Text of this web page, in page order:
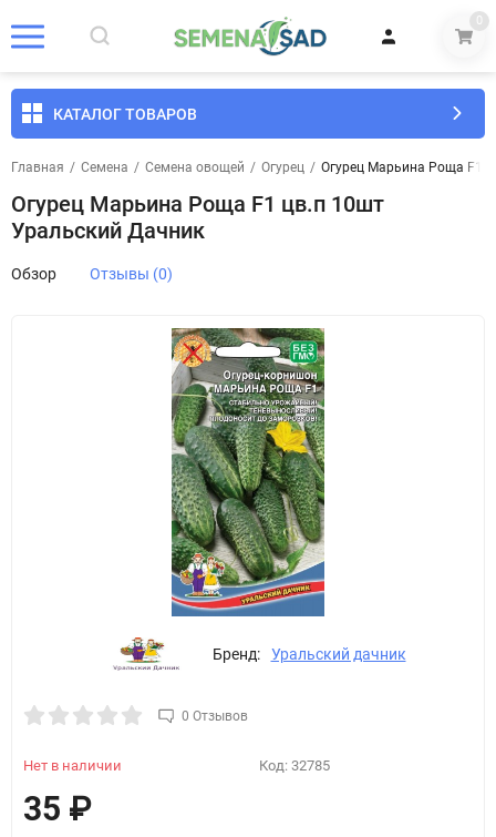
0
КАТАЛОГ ТОВАРОВ
Главная / Семена / Семена овощей / Огурец / Огурец Марьина Роща F1
Огурец Марьина Роща F1 цв.п 10шт
Уральский Дачник
Обзор Отзывы (0)
Бренд: Уральский дачник
0 Отзывов
Нет в наличии Код: 32785
35 ₽